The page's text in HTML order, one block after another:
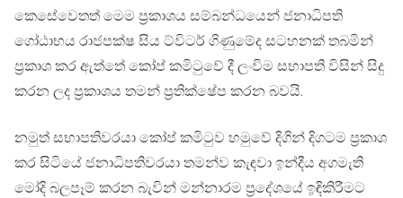
කෙසේවෙතත් මෙම ප්‍රකාශය සම්බන්ධයෙන් ජනාධිපති
ගෝඨාභය රාජපක්ෂ සිය ට්විටර් ගිණුමේද සටහනක් තබමින්
ප්‍රකාශ කර ඇත්තේ කෝප් කමිටුවේ දී ලංවිම සභාපති විසින් සිදු
කරන ලද ප්‍රකාශය තමන් ප්‍රතික්ෂේප කරන බවයි.
නමුත් සභාපතිවරයා කෝප් කමිටුව හමුවේ දිගින් දිගටම ප්‍රකාශ
කර සිටියේ ජනාධිපතිවරයා තමන්ව කැඳවා ඉන්දීය අගමැති
මෝදි බලපෑම් කරන බැවින් මන්නාරම ප්‍රදේශයේ ඉඳිකිරීමට